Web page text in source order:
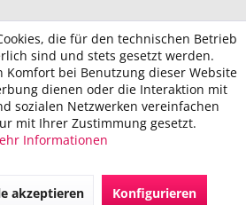
die für den technischen Betrieb
sind und stets gesetzt werden.
Komfort bei Benutzung dieser Website
dienen oder die Interaktion mit
sozialen Netzwerken vereinfachen
mit Ihrer Zustimmung gesetzt.
Informationen
akzeptieren Konfigurieren